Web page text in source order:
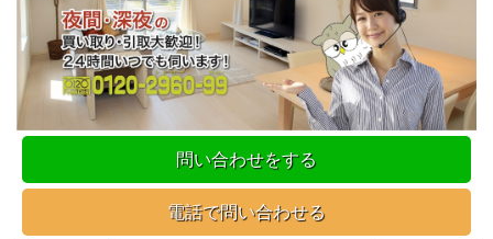
問い合わせをする
電話で問い合わせる